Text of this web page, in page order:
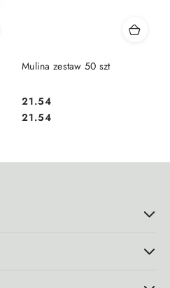
Mulina zestaw 50 szt
Cena:
21.54
Cena:
21.54